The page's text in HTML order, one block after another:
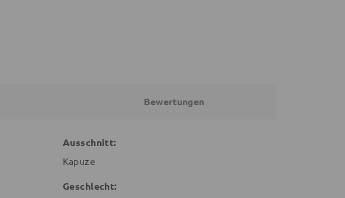
Bewertungen
Ausschnitt:
Kapuze
Geschlecht: